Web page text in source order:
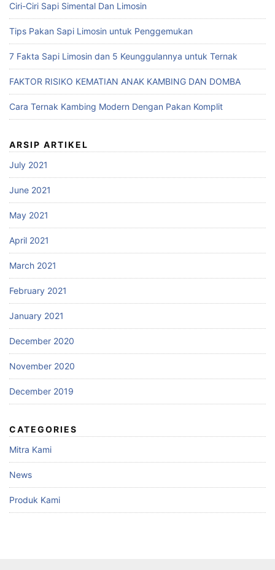
Ciri-Ciri Sapi Simental Dan Limosin
Tips Pakan Sapi Limosin untuk Penggemukan
7 Fakta Sapi Limosin dan 5 Keunggulannya untuk Ternak
FAKTOR RISIKO KEMATIAN ANAK KAMBING DAN DOMBA
Cara Ternak Kambing Modern Dengan Pakan Komplit
ARSIP ARTIKEL
July 2021
June 2021
May 2021
April 2021
March 2021
February 2021
January 2021
December 2020
November 2020
December 2019
CATEGORIES
Mitra Kami
News
Produk Kami